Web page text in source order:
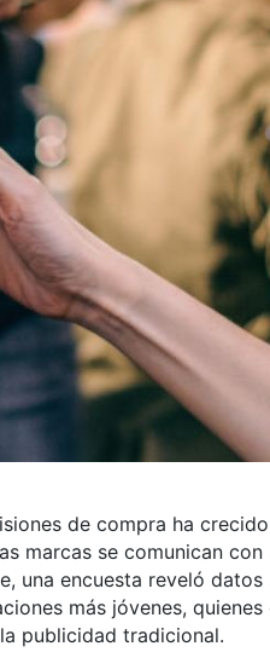
de compra ha
marcas se comunican
una encuesta reveló
más jóvenes,
publicidad tradicional.